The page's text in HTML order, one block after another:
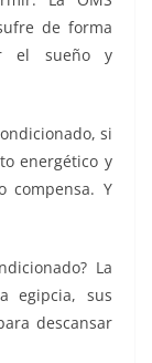
de forma
el sueño y
si
energético y
compensa. Y
La
egipcia, sus
descansar